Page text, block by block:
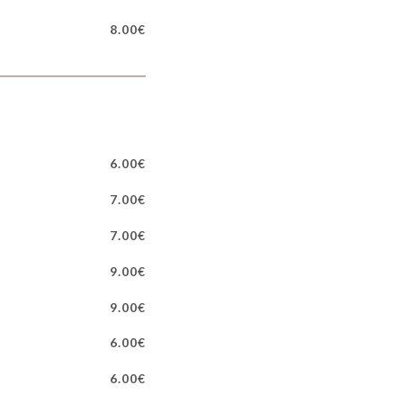
8.00€
6.00€
7.00€
7.00€
9.00€
9.00€
6.00€
6.00€